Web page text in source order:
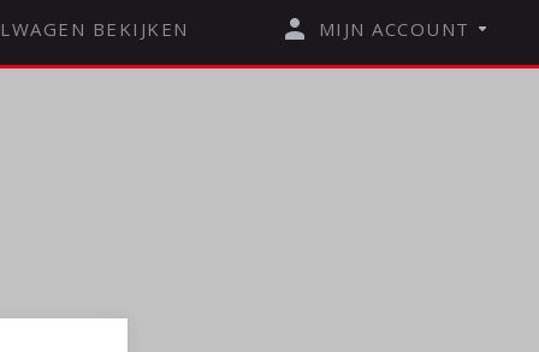
BEKIJKEN MIJN ACCOUNT